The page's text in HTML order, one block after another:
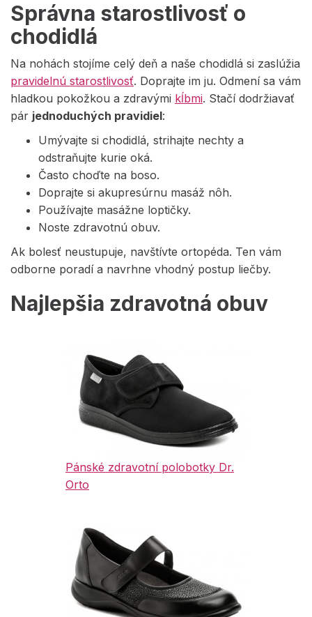
Správna starostlivosť o
chodidlá
Na nohách stojíme celý deň a naše chodidlá si zaslúžia
pravidelnú starostlivosť. Doprajte im ju. Odmení sa vám
hladkou pokožkou a zdravými kĺbmi. Stačí dodržiavať
pár jednoduchých pravidiel:
Umývajte si chodidlá, strihajte nechty a
odstraňujte kurie oká.
Často choďte na boso.
Doprajte si akupresúrnu masáž nôh.
Používajte masážne loptičky.
Noste zdravotnú obuv.
Ak bolesť neustupuje, navštívte ortopéda. Ten vám
odborne poradí a navrhne vhodný postup liečby.
Najlepšia zdravotná obuv
Pánské zdravotní polobotky Dr.
Orto